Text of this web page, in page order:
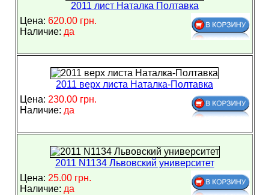
2011 лист Наталка Полтавка
Цена: 620.00 грн.
Наличие: да
2011 верх листа Наталка-Полтавка
Цена: 230.00 грн.
Наличие: да
2011 N1134 Львовский университет
Цена: 25.00 грн.
Наличие: да